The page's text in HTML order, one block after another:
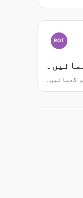
ROT
گھمائیں۔